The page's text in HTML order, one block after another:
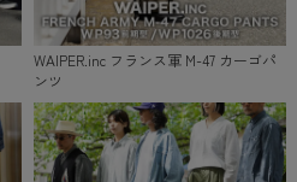
WAIPER.inc フランス軍 M-47 カーゴパ
ンツ